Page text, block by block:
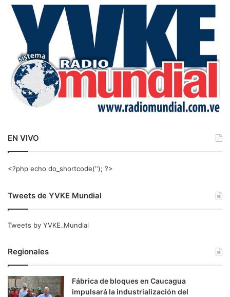
a
EN VIVO
<?php echo do_shortcode(‘‘); ?>
Tweets de YVKE Mundial
Tweets by YVKE_Mundial
Regionales
Fábrica de bloques en Caucagua
impulsará la industrialización del